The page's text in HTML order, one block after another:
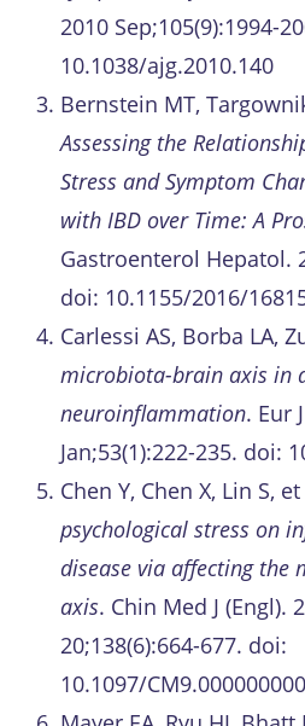
2010 Sep;105(9):1994-
10.1038/ajg.2010.140
Bernstein MT,
Assessing the
Stress and Symptom
with IBD over Time: A
Gastroenterol Hepatol.
doi: 10.1155/2016/
Carlessi AS, Borba LA,
microbiota-brain axis in
neuroinflammation. Eur
Jan;53(1):222-235. doi:
Chen Y, Chen X, Lin S,
psychological stress on
disease via affecting the
axis. Chin Med J (Engl).
20;138(6):664-677. doi:
10.1097/